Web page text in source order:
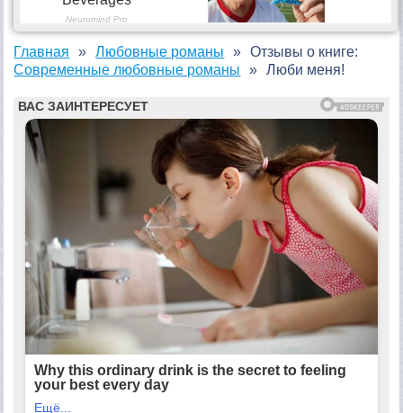
Главная
Любовные романы
Современные любовные романы
Отзывы о книге:
Люби меня!